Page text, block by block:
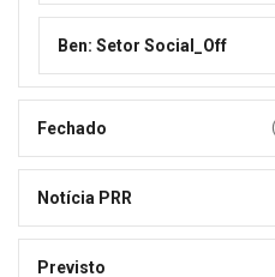
Ben: Setor Social_Off
Fechado
Notícia PRR
Previsto